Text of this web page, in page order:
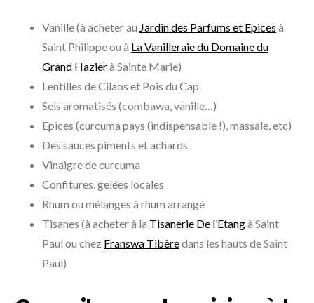
Vanille (à acheter au Jardin des Parfums et Epices à
Saint Philippe ou à La Vanilleraie du Domaine du
Grand Hazierà Sainte Marie)
Lentilles de Cilaos et Pois du Cap
Sels aromatisés (combawa, vanille…)
Epices (curcuma pays (indispensable !), massale, etc)
Des sauces piments et achards
Vinaigre de curcuma
Confitures, gelées locales
Rhum ou mélanges à rhum arrangé
Tisanes (à acheter à la Tisanerie De l’Etangà Saint
Paul ou chez Franswa Tibèredans les hauts de Saint
Paul)